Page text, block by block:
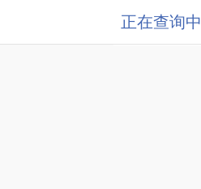
正在查询中